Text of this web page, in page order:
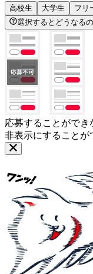
高校生 大学生 フリ
選択するとどうなる
応募することができ
非表示にすることが